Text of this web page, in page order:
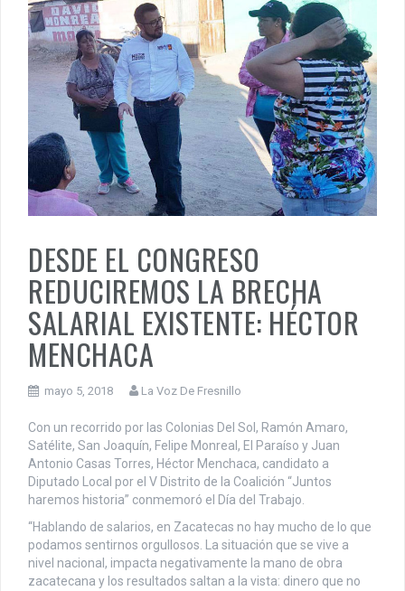
DESDE EL CONGRESO
REDUCIREMOS LA BRECHA
SALARIAL EXISTENTE: HÉCTOR
MENCHACA
mayo 5, 2018 La Voz De Fresnillo
Con un recorrido por las Colonias Del Sol, Ramón Amaro,
Satélite, San Joaquín, Felipe Monreal, El Paraíso y Juan
Antonio Casas Torres, Héctor Menchaca, candidato a
Diputado Local por el V Distrito de la Coalición “Juntos
haremos historia” conmemoró el Día del Trabajo.
“Hablando de salarios, en Zacatecas no hay mucho de lo que
podamos sentirnos orgullosos. La situación que se vive a
nivel nacional, impacta negativamente la mano de obra
zacatecana y los resultados saltan a la vista: dinero que no